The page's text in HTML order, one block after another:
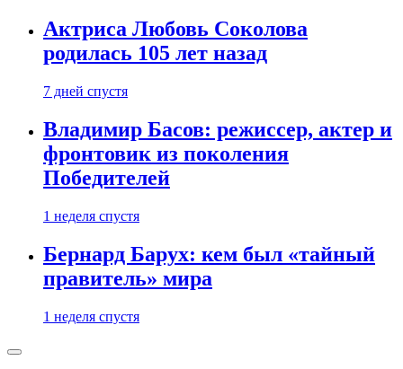
Актриса Любовь Соколова
родилась 105 лет назад
7 дней спустя
Владимир Басов: режиссер, актер и
фронтовик из поколения
Победителей
1 неделя спустя
Бернард Барух: кем был «тайный
правитель» мира
1 неделя спустя